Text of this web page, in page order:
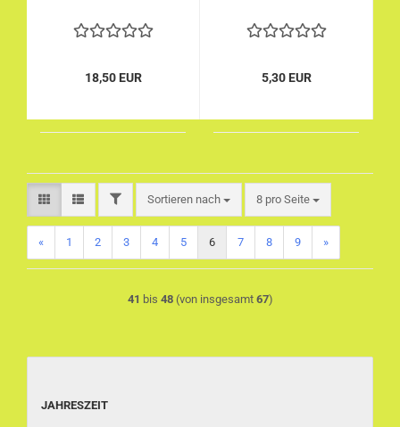
18,50 EUR 5,30 EUR
FILTERSortieren nach
Sortieren nach 8 pro Seite
pro Seite
« 1 2 3 4 5 6 7 8 9 »
41 bis 48(von insgesamt 67)
JAHRESZEIT
JAHRESZEIT